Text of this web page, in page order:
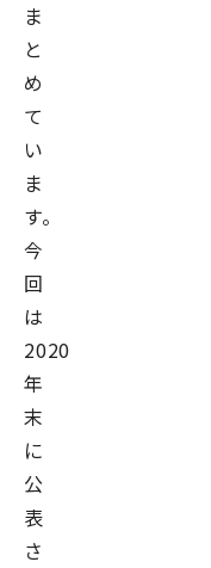
ま
と
め
て
い
ま
す。
今
回
は
2020
年
末
に
公
表
さ